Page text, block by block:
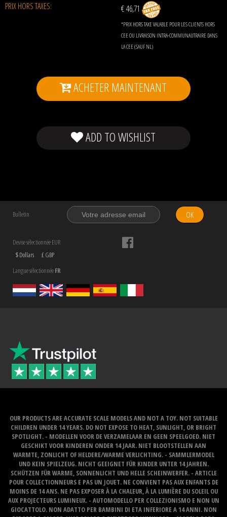
PRIX HORS TAXES:
€ 46,71
*PRIX HORS TAXE VALABLE POUR LES CLIENTS HORS
CEE OU LIVRAISON INTRA-COMMUNAUTRAIRE DANS
LA CEE (SAUF NL)
ACHETER MAINTENANT
ADD TO WISHLIST
Bulletin OK
Devise sélectionnée EUR
$ Dollars
£ GBP
Langue sélectionnéeFR
OUR PRODUCTS ARE ACCURATE SCALE MODELS AND NOT A TOY. NOT SUITABLE
CHILDREN UNDER 14 YEARS. DO NOT EXPOSE TO HEAT, SUNLIGHT, OR BRIGHT
SPOTLIGHT. - MODELLEN VOOR DE VERZAMELAAR EN GEEN SPEELGOED. NIET
GESCHIKT VOOR KINDEREN ONDER 14 JAAR. NIET BLOOTSTELLEN AAN
WARMTE, ZONLICHT OF HELDERE/WARME VERLICHTING. - SAMMLERMODEL
UND KEIN SPIELZEUG. NICHT GEEIGNET FÜR KINDER UNTER 14 JAHREN.
SCHÜTZEN FÜR WARME, SONNENLICHT UND HELLE SCHEINWERFER. - ARTICLE
POUR COLLECTIONNEURS E PAS UN JOUET. NE CONVIENT PAS AUX ENFANTS DE
MOINS DE 14 ANS. NE PAS EXPOSER À LA CHALEUR, À LA LUMIÈRE DU SOLEIL OU
AUX PROJECTEURS LUMINEUX. - AUTOMODELLO PER COLLEZIONISMO E NON UN
GIOCATTOLO. NON ADATTO PER BAMBINI DI ETA INFERIORE A 14 ANNI. NON